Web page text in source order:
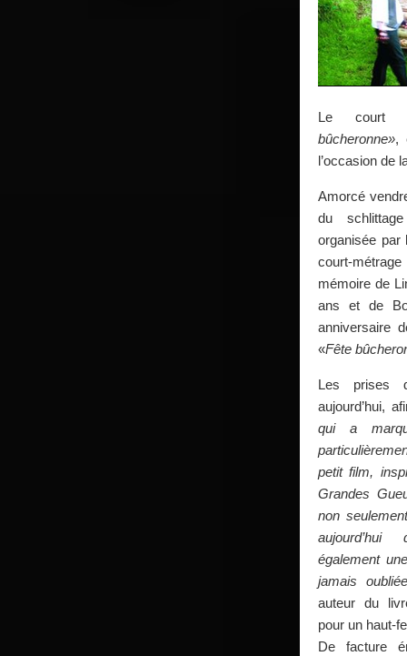
Le court
bûcheronne»,
l’occasion de
Amorcé
du
organisée par
court-
mémoire de
ans et de
anniversaire
«Fête
Les prises
aujourd’hui,
qui a
petit film,
Grandes
non
également
jamais
auteur du
pour un haut-
De facture